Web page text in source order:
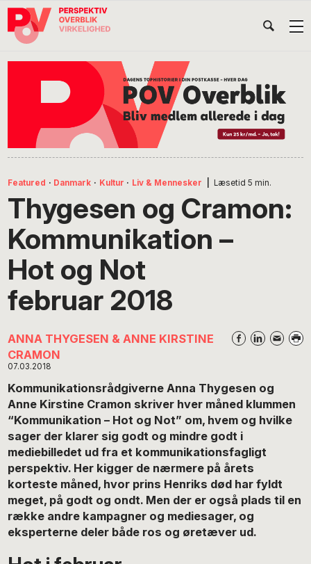
Gå
direkte
Skip
indhold
Gå
direkte
Featured · Danmark · Kultur · Liv & Mennesker Læsetid 5 min.
Thygesen og Cramon:
Kommunikation –
Hot og Not
februar 2018
ANNA THYGESEN & ANNE KIRSTINE
CRAMON
07.03.2018
Kommunikationsrådgiverne Anna Thygesen og
Anne Kirstine Cramon skriver hver måned klummen
“Kommunikation – Hot og Not” om, hvem og hvilke
sager der klarer sig godt og mindre godt i
mediebilledet ud fra et kommunikationsfagligt
perspektiv. Her kigger de nærmere på årets
korteste måned, hvor prins Henriks død har fyldt
meget, på godt og ondt. Men der er også plads til en
række andre kampagner og mediesager, og
eksperterne deler både ros og øretæver ud.